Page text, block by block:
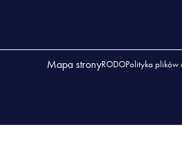
Mapa stronyRODOPolityka plików